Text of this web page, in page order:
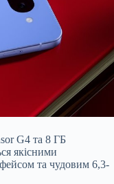
G4 та 8 ГБ
якісними
та чудовим 6,3-